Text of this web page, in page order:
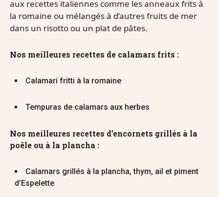
aux recettes italiennes comme les anneaux frits à
la romaine ou mélangés à d’autres fruits de mer
dans un risotto ou un plat de pâtes.
Nos meilleures recettes de calamars frits :
Calamari fritti à la romaine
Tempuras de calamars aux herbes
Nos meilleures recettes d’encornets grillés à la
poêle ou à la plancha :
Calamars grillés à la plancha, thym, ail et piment
d’Espelette